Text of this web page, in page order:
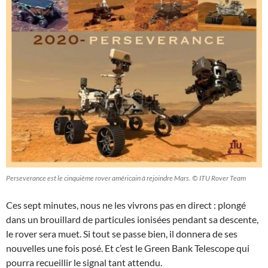
Perseverance est le cinquième rover américain à rejoindre Mars. © ITU Rover Team
Ces sept minutes, nous ne les vivrons pas en direct : plongé
dans un brouillard de particules ionisées pendant sa descente,
le rover sera muet. Si tout se passe bien, il donnera de ses
nouvelles une fois posé. Et c’est le Green Bank Telescope qui
pourra recueillir le signal tant attendu.